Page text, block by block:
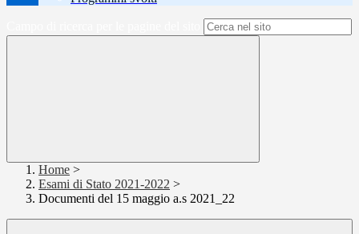
Home >
Esami di Stato 2021-2022 >
Documenti del 15 maggio a.s 2021_22